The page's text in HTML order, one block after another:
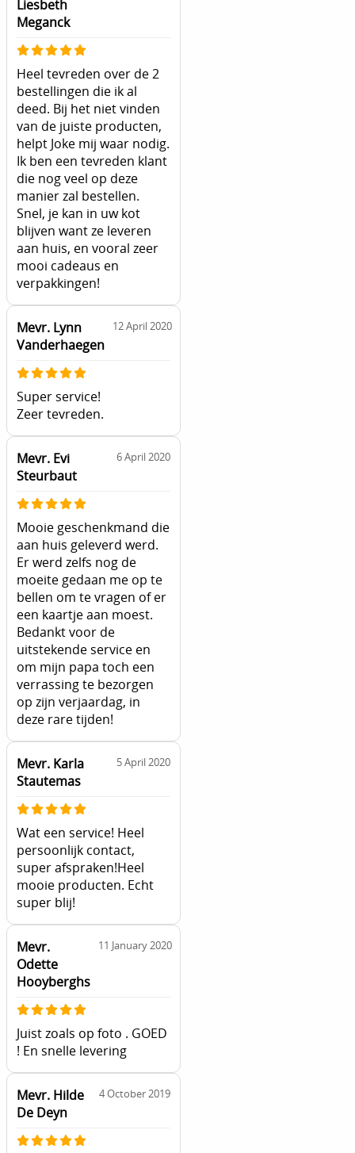
Liesbeth
Meganck
Heel tevreden over de 2
bestellingen die ik al
deed. Bij het niet vinden
van de juiste producten,
helpt Joke mij waar nodig.
Ik ben een tevreden klant
die nog veel op deze
manier zal bestellen.
Snel, je kan in uw kot
blijven want ze leveren
aan huis, en vooral zeer
mooi cadeaus en
verpakkingen!
Mevr. Lynn
Vanderhaegen
12 April 2020
Super service!
Zeer tevreden.
Mevr. Evi
Steurbaut
6 April 2020
Mooie geschenkmand die
aan huis geleverd werd.
Er werd zelfs nog de
moeite gedaan me op te
bellen om te vragen of er
een kaartje aan moest.
Bedankt voor de
uitstekende service en
om mijn papa toch een
verrassing te bezorgen
op zijn verjaardag, in
deze rare tijden!
Mevr. Karla
Stautemas
5 April 2020
Wat een service! Heel
persoonlijk contact,
super afspraken!Heel
mooie producten. Echt
super blij!
Mevr.
Odette
Hooyberghs
11 January 2020
Juist zoals op foto . GOED
! En snelle levering
Mevr. Hilde
De Deyn
4 October 2019